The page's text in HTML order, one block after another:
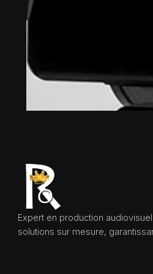
Expert en production
solutions sur mesure,